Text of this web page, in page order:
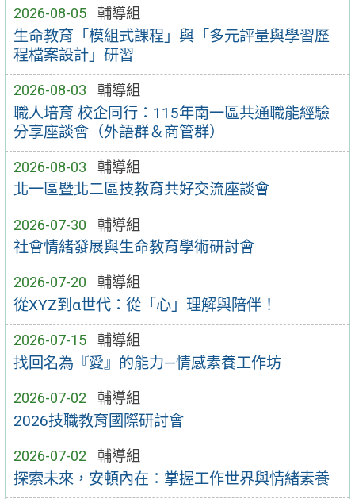
2026-08-05 輔導組
生命教育「模組式課程」與「多元評量與學習歷
程檔案設計」研習
2026-08-03 輔導組
職人培育 校企同行：115年南一區共通職能經驗
分享座談會（外語群＆商管群）
2026-08-03 輔導組
北一區暨北二區技教育共好交流座談會
2026-07-30 輔導組
社會情緒發展與生命教育學術研討會
2026-07-20 輔導組
從XYZ到α世代：從「心」理解與陪伴！
2026-07-15 輔導組
找回名為『愛』的能力—情感素養工作坊
2026-07-02 輔導組
2026技職教育國際研討會
2026-07-02 輔導組
探索未來，安頓內在：掌握工作世界與情緒素養